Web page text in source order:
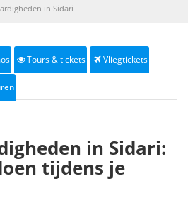
in Sidari
Tours & tickets Vliegtickets
in Sidari:
tijdens je